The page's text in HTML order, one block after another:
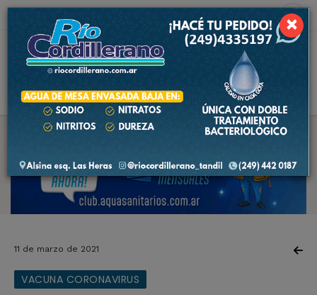
5.3 ºC
11 de marzo de 2021
VACUNA CORONAVIRUS
×